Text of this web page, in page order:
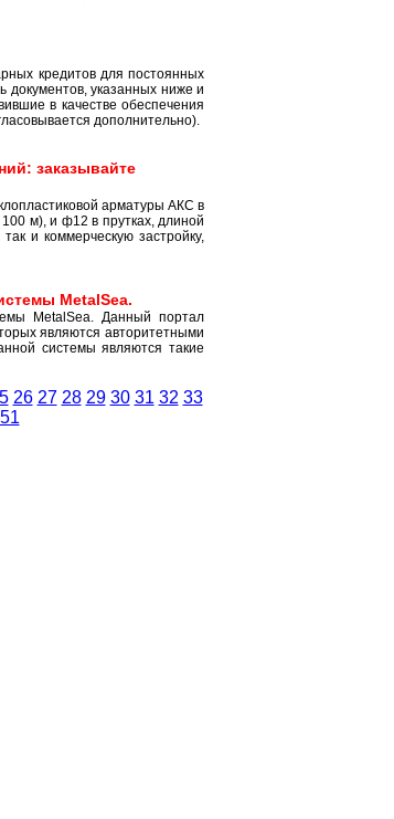
кредитов для постоянных
документов, указанных ниже и
в качестве обеспечения
дополнительно).
заказывайте
арматуры АКС в
м), и ф12 в прутках, длиной
и коммерческую застройку,
MetalSea.
MetalSea. Данный портал
являются авторитетными
системы являются такие
26 27 28 29 30 31 32 33
51